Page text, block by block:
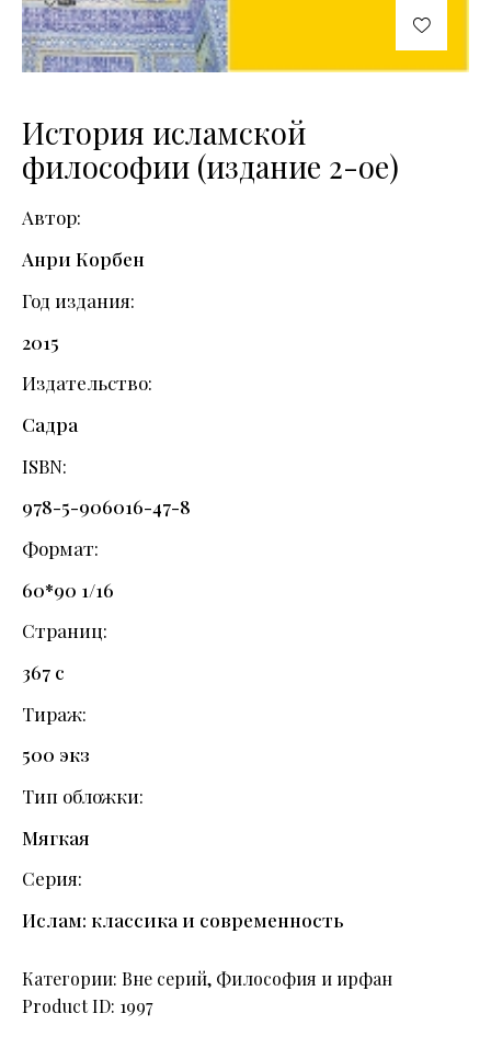
История исламской
философии (издание 2-ое)
Автор
Анри Корбен
Год издания
2015
Издательство
Садра
ISBN
978-5-906016-47-8
Формат
60*90 1/16
Страниц
367 с
Тираж
500 экз
Тип обложки
Мягкая
Серия
Ислам: классика и современность
Категории: Вне серий, Философия и ирфан
Product ID: 1997